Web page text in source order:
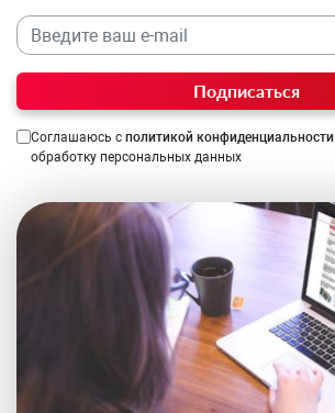
Подписаться
Соглашаюсь с политикой конфиденциальности
обработку персональных данных